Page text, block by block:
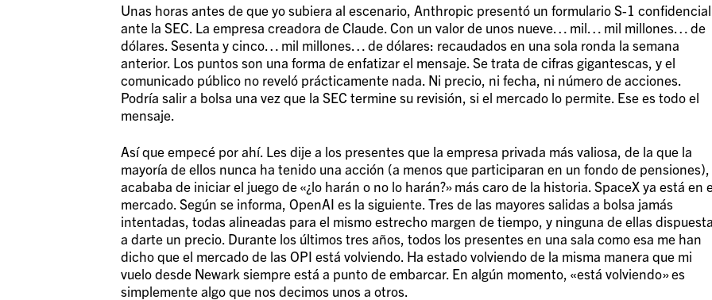
Unas horas antes de que yo subiera al escenario, Anthropic presentó un formulario S-1 confidencial
ante la SEC. La empresa creadora de Claude. Con un valor de unos nueve… mil… mil millones… de
dólares. Sesenta y cinco… mil millones… de dólares: recaudados en una sola ronda la semana
anterior. Los puntos son una forma de enfatizar el mensaje. Se trata de cifras gigantescas, y el
comunicado público no reveló prácticamente nada. Ni precio, ni fecha, ni número de acciones.
Podría salir a bolsa una vez que la SEC termine su revisión, si el mercado lo permite. Ese es todo el
mensaje.
Así que empecé por ahí. Les dije a los presentes que la empresa privada más valiosa, de la que la
mayoría de ellos nunca ha tenido una acción (a menos que participaran en un fondo de pensiones),
acababa de iniciar el juego de «¿lo harán o no lo harán?» más caro de la historia. SpaceX ya está en
mercado. Según se informa, OpenAI es la siguiente. Tres de las mayores salidas a bolsa jamás
intentadas, todas alineadas para el mismo estrecho margen de tiempo, y ninguna de ellas
a darte un precio. Durante los últimos tres años, todos los presentes en una sala como esa me han
dicho que el mercado de las OPI está volviendo. Ha estado volviendo de la misma manera que mi
vuelo desde Newark siempre está a punto de embarcar. En algún momento, «está volviendo» es
simplemente algo que nos decimos unos a otros.